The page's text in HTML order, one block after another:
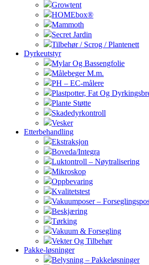
Growtent
HOMEbox®
Mammoth
Secret Jardin
Tilbehør / Scrog / Plantenett
Dyrkeutstyr
Mylar Og Bassengfolie
Målebeger M.m.
PH – EC-målere
Plastpotter, Fat Og
Plante Støtte
Skadedyrkontroll
Vesker
Etterbehandling
Ekstraksjon
Boveda/Integra
Luktontroll – Nøytralisering
Mikroskop
Oppbevaring
Kvalitetstest
Vakuumposer –
Beskjæring
Tørking
Vakuum & Forsegling
Vekter Og Tilbehør
Pakke-løsninger
Belysning – Pakkeløsninger